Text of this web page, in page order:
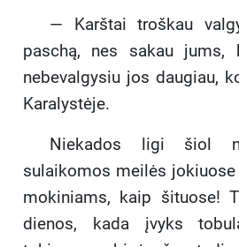
— Karštai troškau
paschą, nes sakau
nebevalgysiu jos daugiau,
Karalystėje.
Niekados ligi šiol
sulaikomos meilės jokiuose
mokiniams, kaip šituose!
dienos, kada įvyks